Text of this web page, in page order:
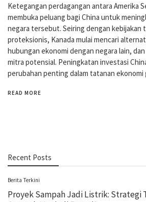
Ketegangan perdagangan antara Amerika
membuka peluang bagi China untuk
negara tersebut. Seiring dengan kebijakan
proteksionis, Kanada mulai mencari
hubungan ekonomi dengan negara lain,
mitra potensial. Peningkatan investasi
perubahan penting dalam tatanan
READ MORE
Recent Posts
Berita Terkini
Proyek Sampah Jadi Listrik: Strategi